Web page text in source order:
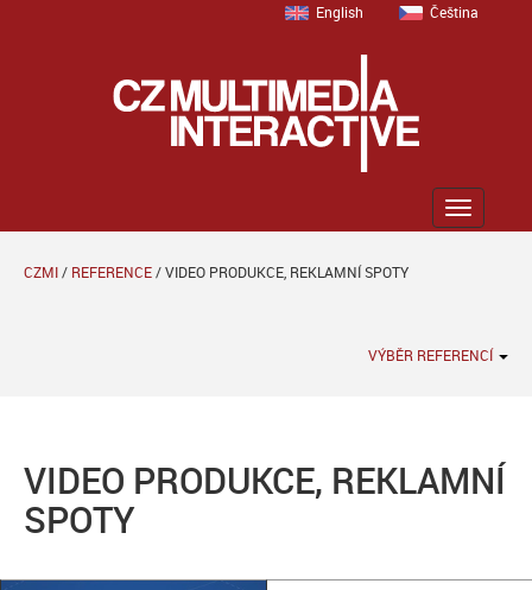
English Čeština
Zobrazit
menu
CZMI/ REFERENCE/VIDEO PRODUKCE, REKLAMNÍ SPOTY
VÝBĚR REFERENCÍ
VIDEO PRODUKCE, REKLAMNÍ
SPOTY